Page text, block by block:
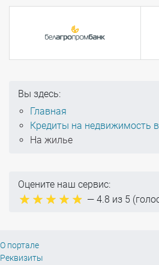
Вы здесь:
Главная
Кредиты на недвижимость
На жилье
Оцените наш сервис:
— 4.8 из 5
О портале
Реквизиты